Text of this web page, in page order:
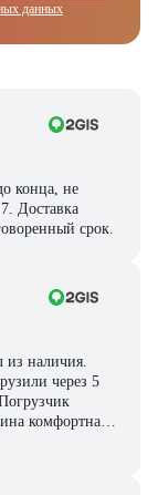
данных
конца, не
Доставка
срок.
из наличия.
через 5
комфортная,